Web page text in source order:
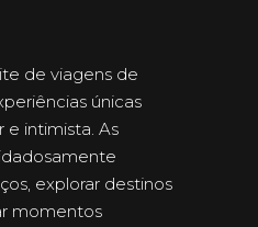
de viagens de
únicas
intimista. As
explorar destinos
momentos